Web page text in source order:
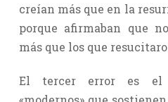
creían más que en la
porque afirmaban que
más que los que
El tercer error es el